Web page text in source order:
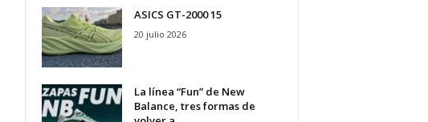
ASICS GT-2000 15
20 julio 2026
La línea “Fun” de New
Balance, tres formas de